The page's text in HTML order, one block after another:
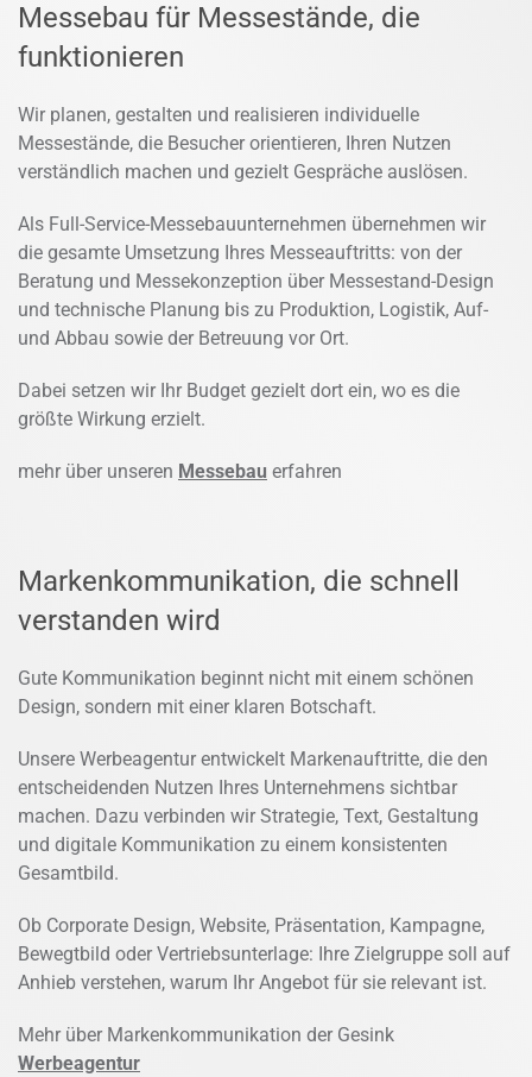
Messebau für Messestände, die
funktionieren
Wir planen, gestalten und realisieren individuelle
Messestände, die Besucher orientieren, Ihren Nutzen
verständlich machen und gezielt Gespräche auslösen.
Als Full-Service-Messebauunternehmen übernehmen wir
die gesamte Umsetzung Ihres Messeauftritts: von der
Beratung und Messekonzeption über Messestand-Design
und technische Planung bis zu Produktion, Logistik, Auf-
und Abbau sowie der Betreuung vor Ort.
Dabei setzen wir Ihr Budget gezielt dort ein, wo es die
größte Wirkung erzielt.
mehr über unseren Messebau erfahren
Markenkommunikation, die schnell
verstanden wird
Gute Kommunikation beginnt nicht mit einem schönen
Design, sondern mit einer klaren Botschaft.
Unsere Werbeagentur entwickelt Markenauftritte, die den
entscheidenden Nutzen Ihres Unternehmens sichtbar
machen. Dazu verbinden wir Strategie, Text, Gestaltung
und digitale Kommunikation zu einem konsistenten
Gesamtbild.
Ob Corporate Design, Website, Präsentation, Kampagne,
Bewegtbild oder Vertriebsunterlage: Ihre Zielgruppe soll auf
Anhieb verstehen, warum Ihr Angebot für sie relevant ist.
Mehr über Markenkommunikation der Gesink
Werbeagentur